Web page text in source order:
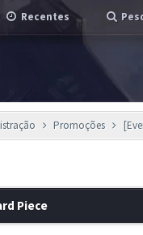
Recentes
Promoções
Piece